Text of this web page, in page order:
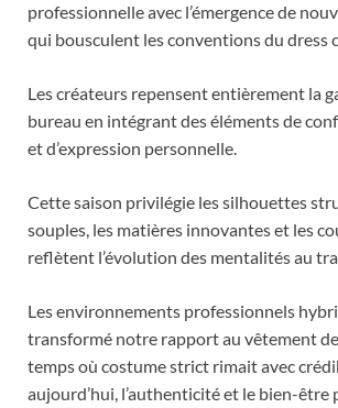
professionnelle avec l’émergence de
qui bousculent les conventions du dress
Les créateurs repensent entièrement la
bureau en intégrant des éléments de
et d’expression personnelle.
Cette saison privilégie les silhouettes
souples, les matières innovantes et les
reflètent l’évolution des mentalités au
Les environnements professionnels
transformé notre rapport au vêtement
temps où costume strict rimait avec
aujourd’hui, l’authenticité et le bien-être